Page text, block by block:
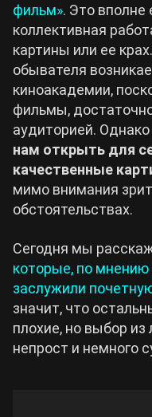
Cyberpunk 2077
Все игры
фильм». Это вполне
коллективная
картины или ее
обывателя
киноакадемии,
фильмы,
аудиторией. Однако
нам открыть для
качественные
мимо внимания
обстоятельствах.
Сегодня мы
которые, по мнению
заслужили
значит, что
плохие, но выбор
непрост и немного